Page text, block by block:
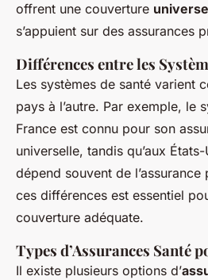
offrent une couverture
s’appuient sur des assurances
Différences entre les
Les systèmes de santé varient
pays à l’autre. Par exemple, le
France est connu pour son
universelle, tandis qu’aux
dépend souvent de
ces différences est essentiel
couverture adéquate.
Types d’Assurances Santé
Il existe plusieurs options d’